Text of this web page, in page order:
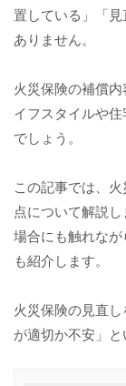
置している」「
ありません。
火災保険の補償
イフスタイルや
でしょう。
この記事では、
点について解説
場合にも触れな
も紹介します。
火災保険の見直
が適切か不安」と